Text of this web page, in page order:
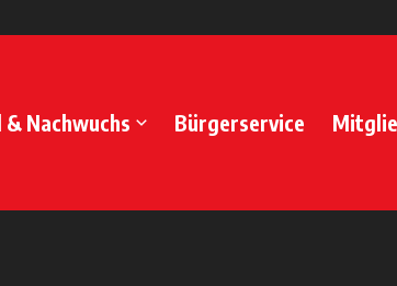
& Nachwuchs Bürgerservice